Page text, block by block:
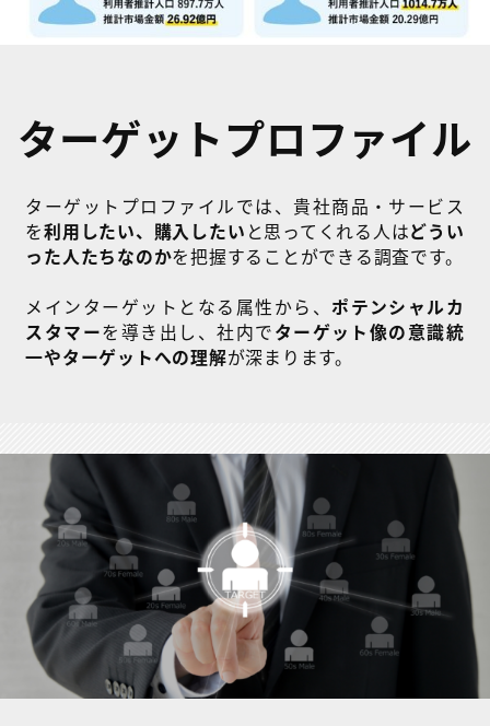
ターゲットプロファイル
ターゲットプロファイルでは、貴社商品・サービス
を利用したい、購入したい と思ってくれる人はどうい
った人たちなのかを把握することができる調査です。
メインターゲットとなる属性から、ポテンシャルカ
スタマーを導き出し、社内でターゲット像の意識統
一やターゲットへの理解が深まります。